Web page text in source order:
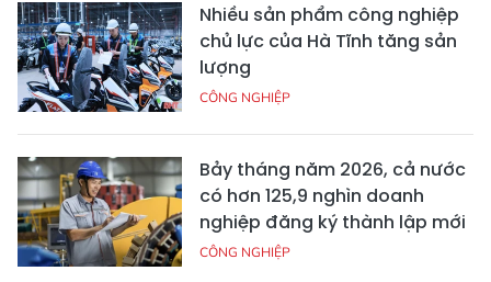
Nhiều sản phẩm công nghiệp
chủ lực của Hà Tĩnh tăng sản
lượng
CÔNG NGHIỆP
Bảy tháng năm 2026, cả nước
có hơn 125,9 nghìn doanh
nghiệp đăng ký thành lập mới
CÔNG NGHIỆP